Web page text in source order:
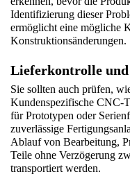
Identifizierung dieser
ermöglicht eine mögliche
Konstruktionsänderungen.
Lieferkontrolle
Sie sollten auch prüfen,
Kundenspezifische CNC-
für Prototypen oder
zuverlässige
Ablauf von Bearbeitung,
Teile ohne Verzögerung
transportiert werden.